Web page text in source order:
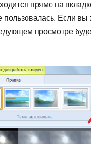
прямо на
пользовалась. Если
просмотре